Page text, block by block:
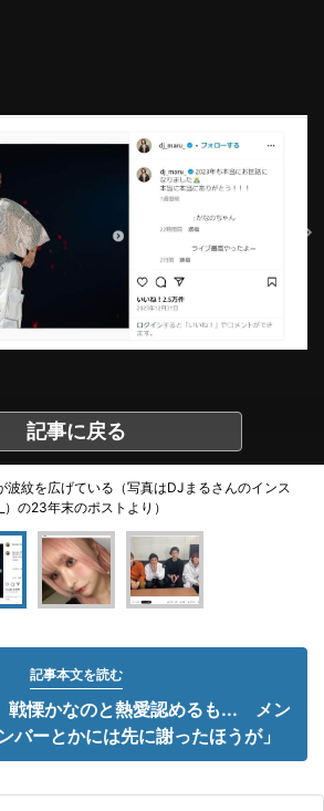
記事に戻る
波紋を広げている（写真はDJまるさんのインス
の23年末のポストより）
記事本文を読む
戦慄かなのと熱愛認めるも... メン
バーとかには先に謝ったほうが」